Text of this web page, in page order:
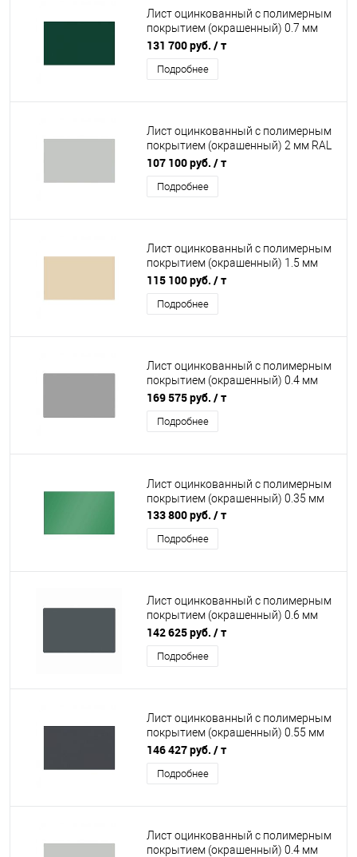
Лист оцинкованный с полимерным
покрытием (окрашенный) 0.7 мм
RAL 6005
131 700 руб. / т
Подробнее
Лист оцинкованный с полимерным
покрытием (окрашенный) 2 мм RAL
7035
107 100 руб. / т
Подробнее
Лист оцинкованный с полимерным
покрытием (окрашенный) 1.5 мм
RAL 1015
115 100 руб. / т
Подробнее
Лист оцинкованный с полимерным
покрытием (окрашенный) 0.4 мм
RAL 9006
169 575 руб. / т
Подробнее
Лист оцинкованный с полимерным
покрытием (окрашенный) 0.35 мм
133 800 руб. / т
Подробнее
Лист оцинкованный с полимерным
покрытием (окрашенный) 0.6 мм
RAL 7011
142 625 руб. / т
Подробнее
Лист оцинкованный с полимерным
покрытием (окрашенный) 0.55 мм
RAL 7024
146 427 руб. / т
Подробнее
Лист оцинкованный с полимерным
покрытием (окрашенный) 0.4 мм